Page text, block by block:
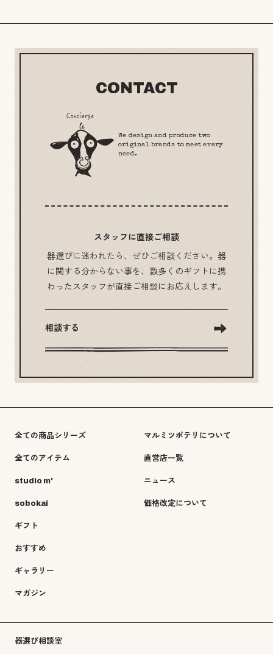
CONTACT
We design and produce two
original brands to meet every
need.
スタッフに直接ご相談
器選びに迷われたら、ぜひご相談ください。器
に関する分からない事を、数多くのギフトに携
わったスタッフが直接ご相談にお応えします。
相談する
全ての商品シリーズ
全てのアイテム
studio m'
sobokai
ギフト
おすすめ
ギャラリー
マガジン
マルミツポテリについて
直営店一覧
ニュース
価格改定について
器選び相談室